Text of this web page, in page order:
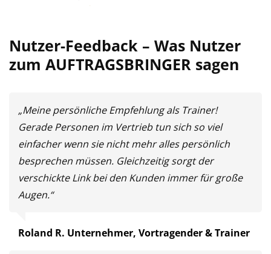
Nutzer-Feedback – Was Nutzer
zum AUFTRAGSBRINGER sagen
„Meine persönliche Empfehlung als Trainer!
Gerade Personen im Vertrieb tun sich so viel
einfacher wenn sie nicht mehr alles persönlich
besprechen müssen. Gleichzeitig sorgt der
verschickte Link bei den Kunden immer für große
Augen.“
Roland R. Unternehmer, Vortragender & Trainer